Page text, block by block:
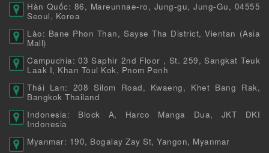
Hàn Quốc: 86, Mareunnae-ro, Jung-gu, Jung-Gu, 04555
Seoul, Korea
Lào: Bane Phon Than, Sayse Tha District, Vientan (Asia
Mall)
Campuchia: 03 Saphir 2nd Floor , St. 259, Sangkat Teuk
Laak I, Khan Toul Kok, Pnom Penh
Thái Lan: 208 Silom Road, Kwaeng, Khet Bang Rak,
Bangkok Thailand
Indonesia: Block A, Harco Manga Dua, JKT DKI
Indonesia
Myanmar: 190, Bogalay Zay St, Yangon, Myanmar